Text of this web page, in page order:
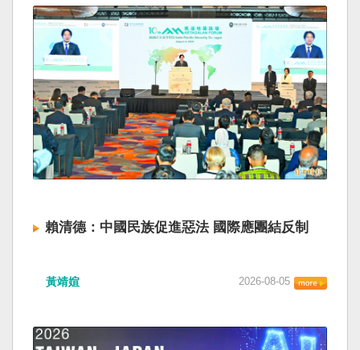
賴清德：中國民族促進惡法 國際應團結反制
黃靖媗 2026-08-05